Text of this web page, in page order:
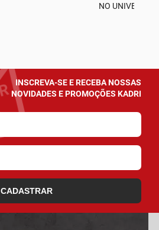
NO UNIVERSO
INSCREVA-SE E RECEBA NOSSAS
NOVIDADES E PROMOÇÕES KADRI
CADASTRAR